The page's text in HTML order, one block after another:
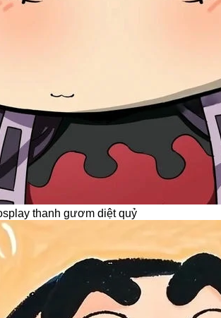
thanh gươm diệt quỷ